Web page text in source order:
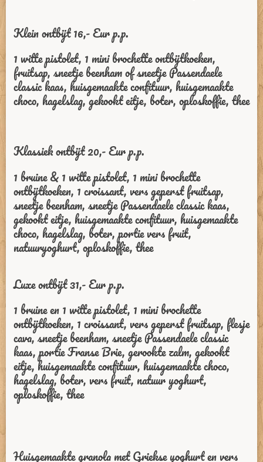
Klein ontbijt 16,- Eur p.p.
1 witte pistolet, 1 mini brochette ontbijtkoeken,
fruitsap, sneetje beenham of sneetje Passendaele
classic kaas, huisgemaakte confituur, huisgemaakte
choco, hagelslag, gekookt eitje, boter, oploskoffie, thee
Klassiek ontbijt 20,- Eur p.p.
1 bruine & 1 witte pistolet, 1 mini brochette
ontbijtkoeken, 1 croissant, vers geperst fruitsap,
sneetje beenham, sneetje Passendaele classic kaas,
gekookt eitje, huisgemaakte confituur, huisgemaakte
choco, hagelslag, boter, portie vers fruit,
natuuryoghurt, oploskoffie, thee
Luxe ontbijt 31,- Eur p.p.
1 bruine en 1 witte pistolet, 1 mini brochette
ontbijtkoeken, 1 croissant, vers geperst fruitsap, flesje
cava, sneetje beenham, sneetje Passendaele classic
kaas, portie Franse Brie, gerookte zalm, gekookt
eitje, huisgemaakte confituur, huisgemaakte choco,
hagelslag, boter, vers fruit, natuur yoghurt,
oploskoffie, thee
Huisgemaakte granola met Griekse yoghurt en vers